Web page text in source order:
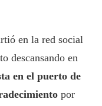
en la red social
descansando en
en el puerto de
por